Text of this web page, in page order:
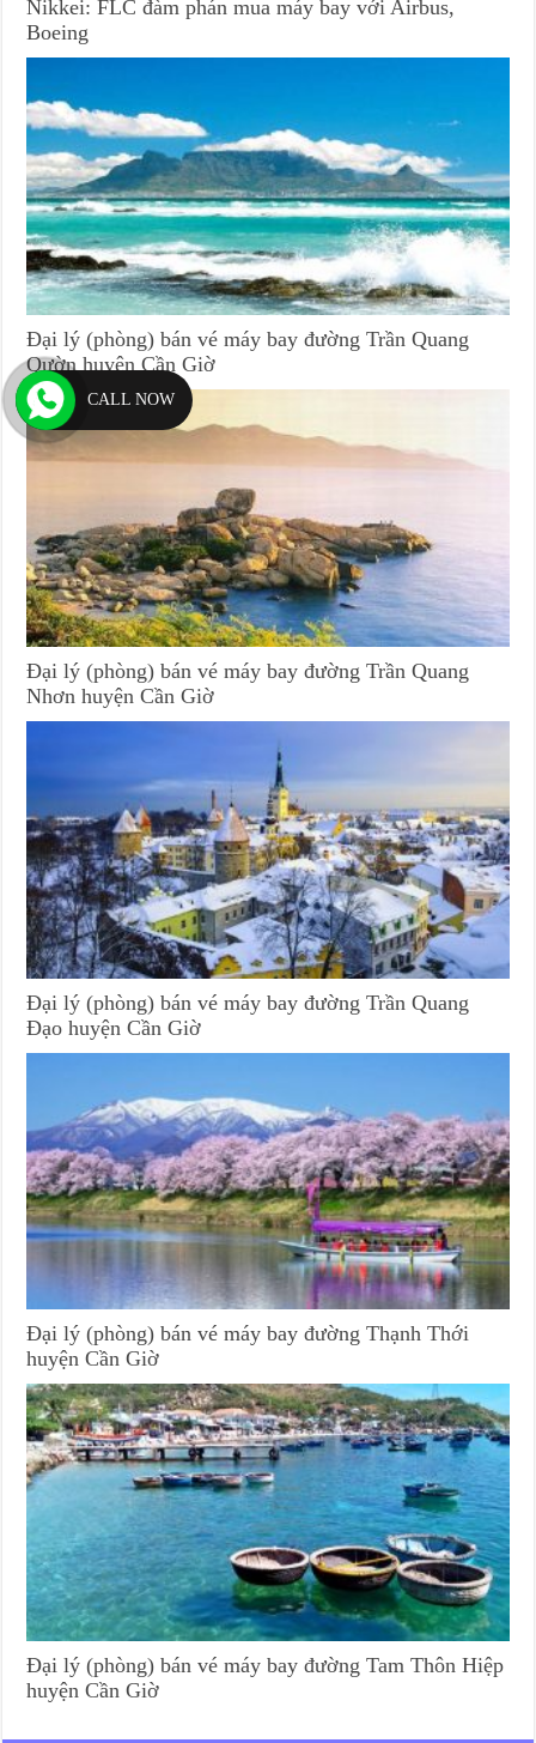
Nikkei: FLC đàm phán mua máy bay với Airbus,
Boeing
Đại lý (phòng) bán vé máy bay đường Trần Quang
Qườn huyện Cần Giờ
Đại lý (phòng) bán vé máy bay đường Trần Quang
Nhơn huyện Cần Giờ
Đại lý (phòng) bán vé máy bay đường Trần Quang
Đạo huyện Cần Giờ
Đại lý (phòng) bán vé máy bay đường Thạnh Thới
huyện Cần Giờ
Đại lý (phòng) bán vé máy bay đường Tam Thôn Hiệp
huyện Cần Giờ
CALL NOW